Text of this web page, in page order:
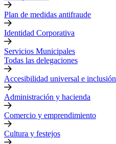
Plan de medidas antifraude
Identidad Corporativa
Servicios Municipales
Todas las delegaciones
Accesibilidad universal e inclusión
Administración y hacienda
Comercio y emprendimiento
Cultura y festejos